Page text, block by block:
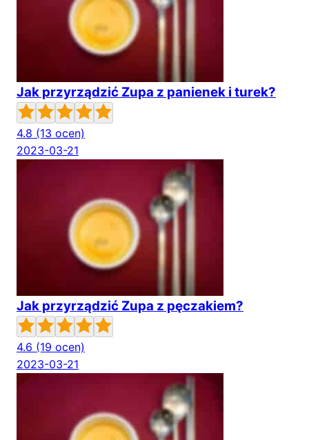
Jak przyrządzić Zupa z panienek i turek?
4.8 (13 ocen)
2023-03-21
Jak przyrządzić Zupa z pęczakiem?
4.6 (19 ocen)
2023-03-21